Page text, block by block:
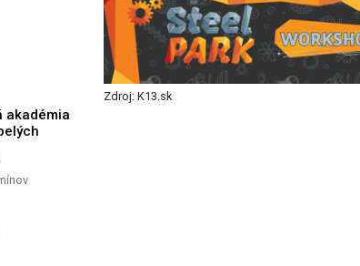
akadémia
Zdroj: K13.sk